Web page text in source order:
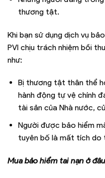
thương tật.
Khi bạn sử dụng dịch vụ
PVI chịu trách nhiệm bồi
như:
Bị thương tật thân thể
hành động tự vệ chính
tài sản của Nhà nước,
Người được bảo hiểm
tuyên bố là mất tích do
Mua bảo hiểm tai nạn ở